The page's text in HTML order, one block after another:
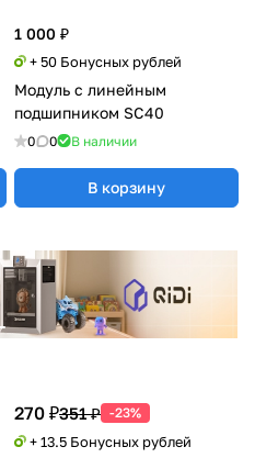
1 000 ₽
+ 50 Бонусных рублей
Модуль с линейным
подшипником SC40
0 0 В наличии
В корзину
270 ₽351 ₽ -23%
+ 13.5 Бонусных рублей